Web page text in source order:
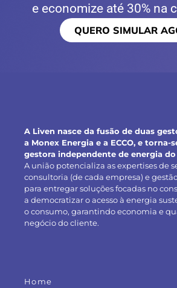
e economize até 30% na
QUERO SIMULAR
A Liven nasce da fusão de duas
a Monex Energia e a ECCO, e torna-
gestora independente de energia
A união potencializa as expertises de
consultoria (de cada empresa) e
para entregar soluções focadas no
a democratizar o acesso à energia
o consumo, garantindo economia e
negócio do cliente.
Home